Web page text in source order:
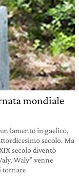
mondiale
lamento in gaelico,
secolo. Ma
secolo diventò
Waly” venne
tornare